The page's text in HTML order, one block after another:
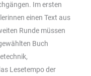
Im ersten
einen Text aus
Runde müssen
Buch
Lesetempo der